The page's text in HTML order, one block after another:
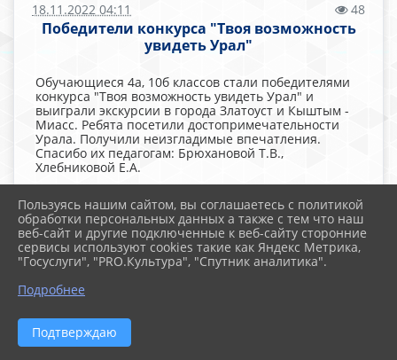
18.11.2022 04:11 48
Победители конкурса "Твоя возможность
увидеть Урал"
Обучающиеся 4а, 10б классов стали победителями
конкурса "Твоя возможность увидеть Урал" и
выиграли экскурсии в города Златоуст и Кыштым -
Миасс. Ребята посетили достопримечательности
Урала. Получили неизгладимые впечатления.
Спасибо их педагогам: Брюхановой Т.В.,
Хлебниковой Е.А.
"Блистательный Златоуст"
"Кыштымский край - для любопытных рай"
"Миасс"
2026 г. mbscou7.ru
Пользуясь нашим сайтом, вы соглашаетесь с политикой
обработки персональных данных а также с тем что наш
веб-сайт и другие подключенные к веб-сайту сторонние
сервисы используют cookies такие как Яндекс Метрика,
"Госуслуги", "PRO.Культура", "Спутник аналитика".
Подробнее
Подтверждаю